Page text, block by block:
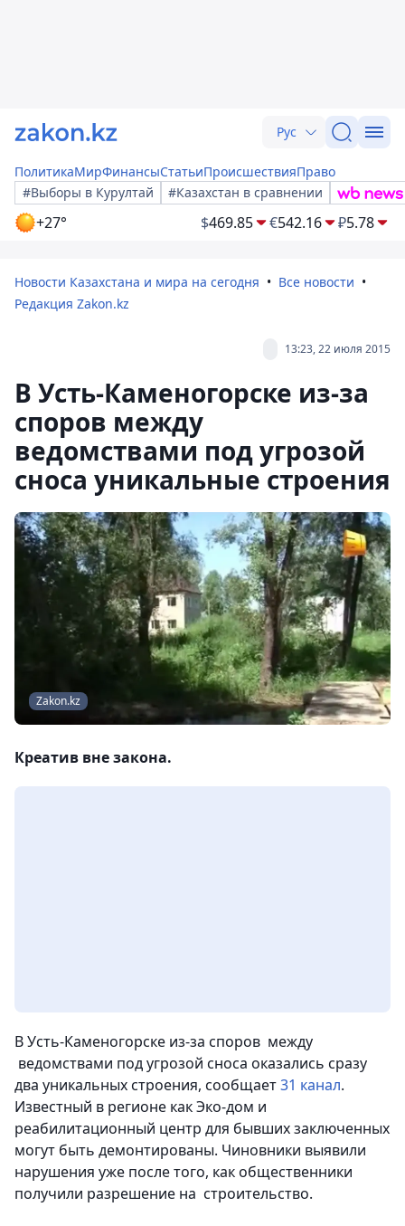
Рус
ПолитикаМирФинансыСтатьиПроисшествияПраво
#Выборы в Курултай
#Казахстан в сравнении
+27° $469.85 €542.16 ₽5.78
Новости Казахстана и мира на сегодня
Все новости
Редакция Zakon.kz
13:23, 22 июля 2015
В Усть-Каменогорске из-за
споров между
ведомствами под угрозой
сноса уникальные строения
Zakon.kz
Креатив вне закона.
В Усть-Каменогорске из-за споров между
ведомствами под угрозой сноса оказались сразу
два уникальных строения, сообщает31 канал.
Известный в регионе как Эко-дом и
реабилитационный центр для бывших заключенных
могут быть демонтированы. Чиновники выявили
нарушения уже после того, как общественники
получили разрешение на строительство.